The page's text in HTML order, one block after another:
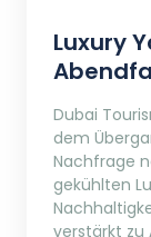
Luxury
Dubai
dem
Nachfrage
gekühlten
verstärkt zu